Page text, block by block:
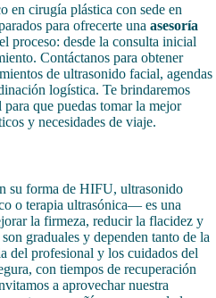
en cirugía plástica con sede en
para ofrecerte una asesoría
proceso: desde la consulta inicial
Contáctanos para obtener
de ultrasonido facial, agendas
logística. Te brindaremos
que puedas tomar la mejor
y necesidades de viaje.
su forma de HIFU, ultrasonido
o terapia ultrasónica— es una
la firmeza, reducir la flacidez y
graduales y dependen tanto de la
del profesional y los cuidados del
con tiempos de recuperación
a aprovechar nuestra